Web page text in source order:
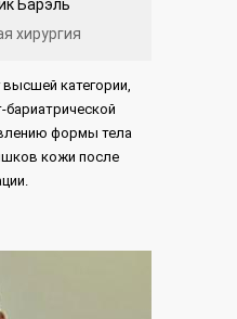
Барэль
хирургия
высшей категории,
бариатрической
формы тела
кожи после